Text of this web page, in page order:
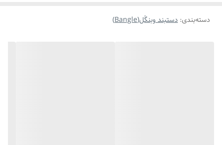
دسته‌بندی: دستبند وبنگَل(Bangle)